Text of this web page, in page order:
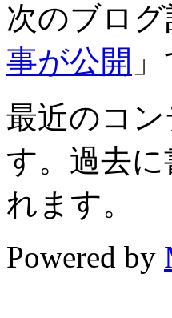
次のブログ
事が公開
最近のコ
す。過去
れます。
Powered by